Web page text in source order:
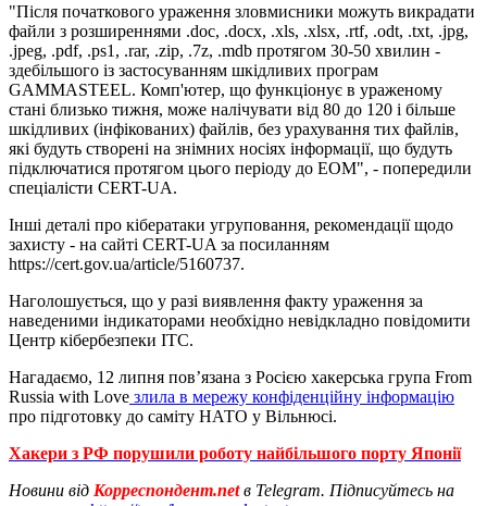
"Після початкового ураження зловмисники можуть викрадати
файли з розширеннями .doc, .docx, .xls, .xlsx, .rtf, .odt, .txt, .jpg,
.jpeg, .pdf, .ps1, .rar, .zip, .7z, .mdb протягом 30-50 хвилин -
здебільшого із застосуванням шкідливих програм
GAMMASTEEL. Комп'ютер, що функціонує в ураженому
стані близько тижня, може налічувати від 80 до 120 і більше
шкідливих (інфікованих) файлів, без урахування тих файлів,
які будуть створені на знімних носіях інформації, що будуть
підключатися протягом цього періоду до ЕОМ", - попередили
спеціалісти CERT-UA.
Інші деталі про кібератаки угруповання, рекомендації щодо
захисту - на сайті CERT-UA за посиланням
https://cert.gov.ua/article/5160737.
Наголошується, що у разі виявлення факту ураження за
наведеними індикаторами необхідно невідкладно повідомити
Центр кібербезпеки ІТС.
Нагадаємо, 12 липня пов’язана з Росією хакерська група From
Russia with Love злила в мережу конфіденційну інформацію
про підготовку до саміту НАТО у Вільнюсі.
Хакери з РФ порушили роботу найбільшого порту Японії
Новини від Корреспондент.netв Telegram. Підписуйтесь на